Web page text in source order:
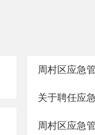
周村区应急
关于聘任应
周村区应急